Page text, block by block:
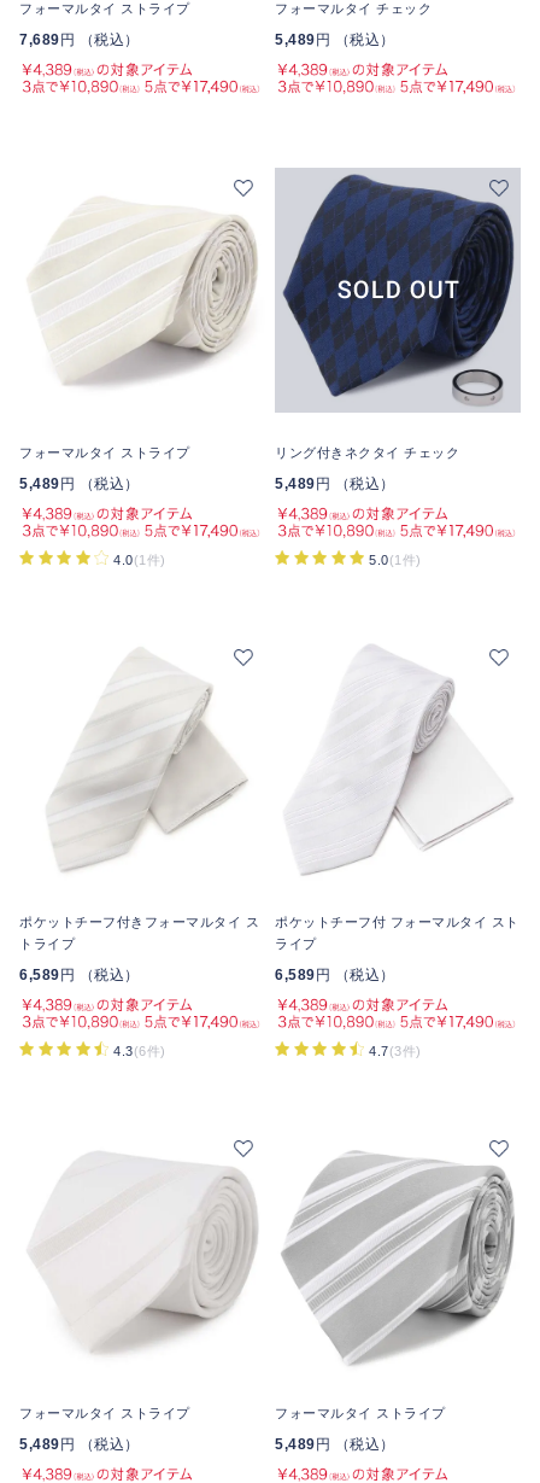
フォーマルタイ ストライプ
7,689 円 （税込）
フォーマルタイ チェック
5,489 円 （税込）
フォーマルタイ ストライプ
5,489 円 （税込）
4.0(1件)
リング付きネクタイ チェック
5,489 円 （税込）
5.0(1件)
ポケットチーフ付きフォーマルタイ ス
トライプ
6,589 円 （税込）
4.3(6件)
ポケットチーフ付 フォーマルタイ スト
ライプ
6,589 円 （税込）
4.7(3件)
フォーマルタイ ストライプ
5,489 円 （税込）
フォーマルタイ ストライプ
5,489 円 （税込）